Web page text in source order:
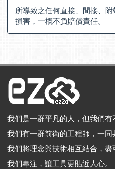
所導致之任何直接、間接、
損害，一概不負賠償責任。
我們是一群平凡的人，但我們有
我們有一群前衛的工程師，一同
我們將理念與技術相互結合，盡
我們專注，讓工具更貼近人心。